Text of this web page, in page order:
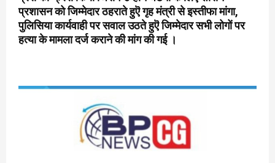
प्रशासन को जिम्मेदार ठहराते हुऎ गृह मंत्री से इस्तीफा मांगा,
पुलिसिया कार्यवाही पर सवाल उठते हुऎ जिम्मेदार सभी लोगों पर
हत्या के मामला दर्ज कराने की मांग की गई ।